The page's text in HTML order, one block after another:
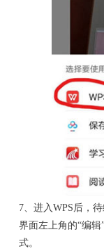
7、进入WPS后，
界面左上角的“编
式。